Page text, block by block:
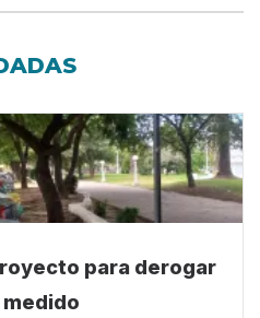
para derogar